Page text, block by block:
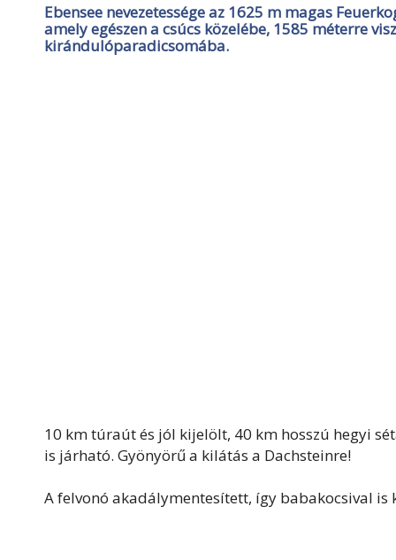
Ebensee nevezetessége az 1625 m magas
amely egészen a csúcs közelébe, 1585 méterre
kirándulóparadicsomába.
10 km túraút és jól kijelölt, 40 km hosszú hegyi
is járható. Gyönyörű a kilátás a Dachsteinre!
A felvonó akadálymentesített, így babakocsival is